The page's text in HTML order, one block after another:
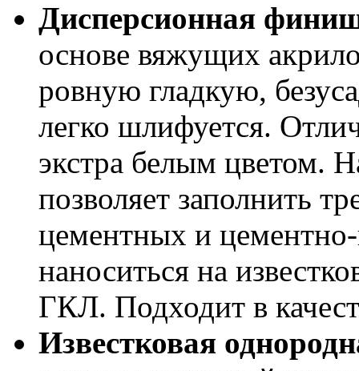
Дисперсионная
основе вяжущих
ровную гладкую,
легко шлифуется.
экстра белым цветом.
позволяет заполнить
цементных и
наноситься на
ГКЛ. Подходит в
Известковая